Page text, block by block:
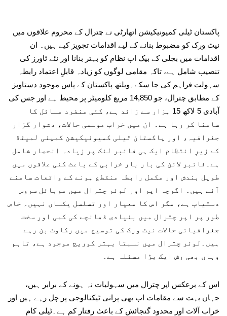
پاکستان ٹیلی کمیونیکیشن اتھارٹی نے چترال کے محروم علاقوں میں
نیٹ ورک کو مضبوط بنانے کے لیے اقدامات تجویز کیے ہیں۔ ان
اقدامات میں بجلی کے بیک اپ نظام کو بہتر بنانا اور نئے ٹاورز کی
تنصیب شامل ہے، تاکہ مقامی لوگوں کو زیادہ قابلِ اعتماد رابطہ
سہولت فراہم کی جا سکے۔ویلتھ پاکستان کے پاس موجود دستاویز
کے مطابق چترال، جو 14,850 مربع کلومیٹر پر محیط ہے اور جس کی
آبادی 5 لاکھ 15 ہزار سے زائد ہے، کئی منفرد مسائل کا
سامنا کر رہا ہے۔ ان میں خراب موسمی حالات، دشوار گزار
جغرافیہ، اور پاکستان ٹیلی کمیونیکیشن کمپنی لمیٹڈ
کے زیرِ انتظام ایک ہی فائبر لنک پر زیادہ انحصار شامل
ہے۔فائبر لائن کی بار بار خرابی کے باعث کئی علاقوں میں
طویل بندش اور مکمل رابطہ منقطع ہونے کے واقعات سامنے
آئے ہیں۔ اگرچہ اپر اور لوئر چترال میں موبائل سروس
دستیاب ہے، مگر اس کا معیار اور تسلسل یکساں نہیں۔ خاص
طور پر اپر چترال میں بنیادی ڈھانچے کی کمی اور سخت
جغرافیائی حالات نیٹ ورک کی توسیع میں رکاوٹ بن رہے
ہیں۔لوئر چترال میں نسبتا بہتر کوریج موجود ہے، تاہم
وہاں بھی رش ایک بڑا مسئلہ ہے۔
اس کے برعکس اپر چترال میں سہولیات نہ ہونے کے برابر ہیں،
جہاں بہت سے مقامات اب بھی پرانی ٹیکنالوجی پر چل رہے ہیں اور
خراب آلات اور محدود گنجائش کے باعث رفتار کم ہے۔ٹیلی کام